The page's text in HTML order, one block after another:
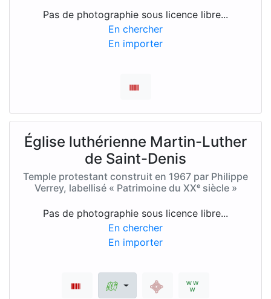
Pas de photographie sous licence libre...
En chercher
En importer
Église luthérienne Martin-Luther
de Saint-Denis
Temple protestant construit en 1967 par Philippe
Verrey, labellisé « Patrimoine du XXᵉ siècle »
Pas de photographie sous licence libre...
En chercher
En importer